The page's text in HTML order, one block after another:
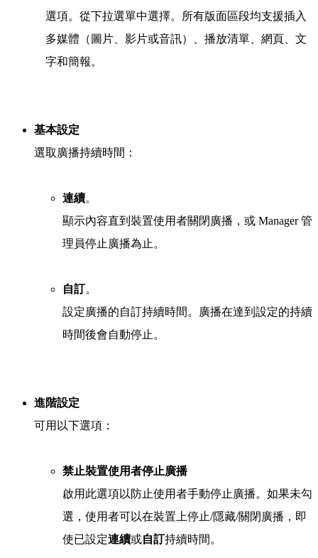
選項。從下拉選單中選擇。所有版面區段均支援插入
多媒體（圖片、影片或音訊）、播放清單、網頁、文
字和簡報。
基本設定
選取廣播持續時間：
連續。
顯示內容直到裝置使用者關閉廣播，或 Manager 管
理員停止廣播為止。
自訂。
設定廣播的自訂持續時間。廣播在達到設定的持續
時間後會自動停止。
進階設定
可用以下選項：
禁止裝置使用者停止廣播
啟用此選項以防止使用者手動停止廣播。如果未勾
選，使用者可以在裝置上停止/隱藏/關閉廣播，即
使已設定連續或自訂持續時間。